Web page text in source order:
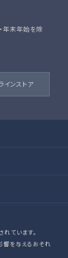
年末年始を除
インストア
ています。
響を与えるおそれ